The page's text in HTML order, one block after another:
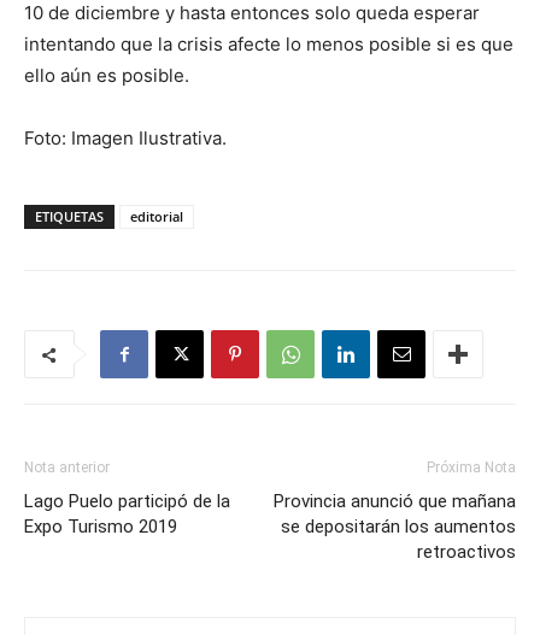
10 de diciembre y hasta entonces solo queda esperar
intentando que la crisis afecte lo menos posible si es que
ello aún es posible.
Foto: Imagen Ilustrativa.
ETIQUETAS editorial
Nota anterior
Lago Puelo participó de la
Expo Turismo 2019
Próxima Nota
Provincia anunció que mañana
se depositarán los aumentos
retroactivos